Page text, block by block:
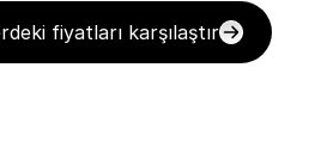
fiyatları karşılaştır